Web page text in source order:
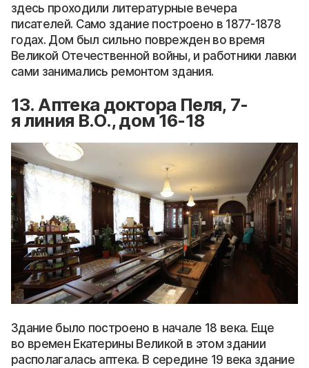
здесь проходили литературные вечера
писателей. Само здание построено в 1877-1878
годах. Дом был сильно поврежден во время
Великой Отечественной войны, и работники лавки
сами занимались ремонтом здания.
13. Аптека доктора Пеля, 7-
я линия В.О., дом 16-18
Здание было построено в начале 18 века. Еще
во времен Екатерины Великой в этом здании
располагалась аптека. В середине 19 века здание